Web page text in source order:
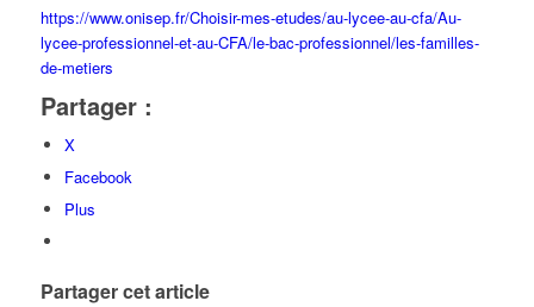
https://www.onisep.fr/Choisir-mes-etudes/au-lycee-au-cfa/Au-
lycee-professionnel-et-au-CFA/le-bac-professionnel/les-familles-
de-metiers
Partager :
X
Facebook
Plus
Partager cet article